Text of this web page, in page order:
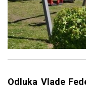
Odluka Vlade